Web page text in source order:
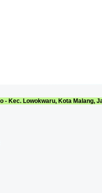
Kec. Lowokwaru, Kota Malang,